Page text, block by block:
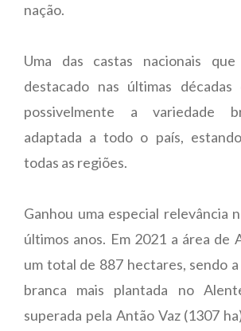
nação.
Uma das castas nacionais
destacado nas últimas
possivelmente a variedade
adaptada a todo o país,
todas as regiões.
Ganhou uma especial relevância
últimos anos. Em 2021 a área de
um total de 887 hectares, sendo
branca mais plantada no
superada pela Antão Vaz (1307